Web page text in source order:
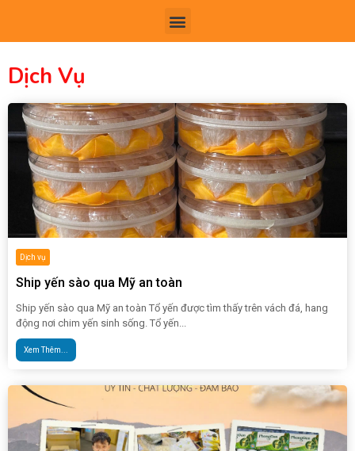
Dịch Vụ
Dịch vụ
Ship yến sào qua Mỹ an toàn
Ship yến sào qua Mỹ an toàn Tổ yến được tìm thấy trên vách đá, hang
động nơi chim yến sinh sống. Tổ yến...
Xem Thêm...